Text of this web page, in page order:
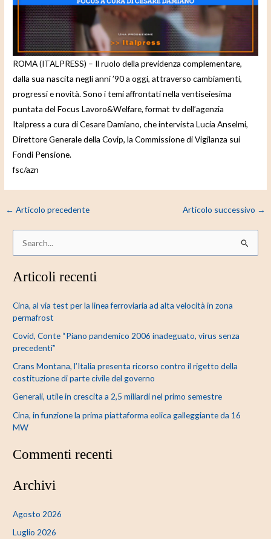
e
o
ROMA (ITALPRESS) – Il ruolo della previdenza complementare,
dalla sua nascita negli anni ’90 a oggi, attraverso cambiamenti,
progressi e novità. Sono i temi affrontati nella ventiseiesima
puntata del Focus Lavoro&Welfare, format tv dell’agenzia
Italpress a cura di Cesare Damiano, che intervista Lucia Anselmi,
Direttore Generale della Covip, la Commissione di Vigilanza sui
Fondi Pensione.
fsc/azn
← Articolo precedente Articolo successivo →
r
a
Articoli recenti
Cina, al via test per la linea ferroviaria ad alta velocità in zona
permafrost
Covid, Conte “Piano pandemico 2006 inadeguato, virus senza
precedenti”
Crans Montana, l’Italia presenta ricorso contro il rigetto della
costituzione di parte civile del governo
Generali, utile in crescita a 2,5 miliardi nel primo semestre
Cina, in funzione la prima piattaforma eolica galleggiante da 16
MW
Commenti recenti
Archivi
Agosto 2026
Luglio 2026